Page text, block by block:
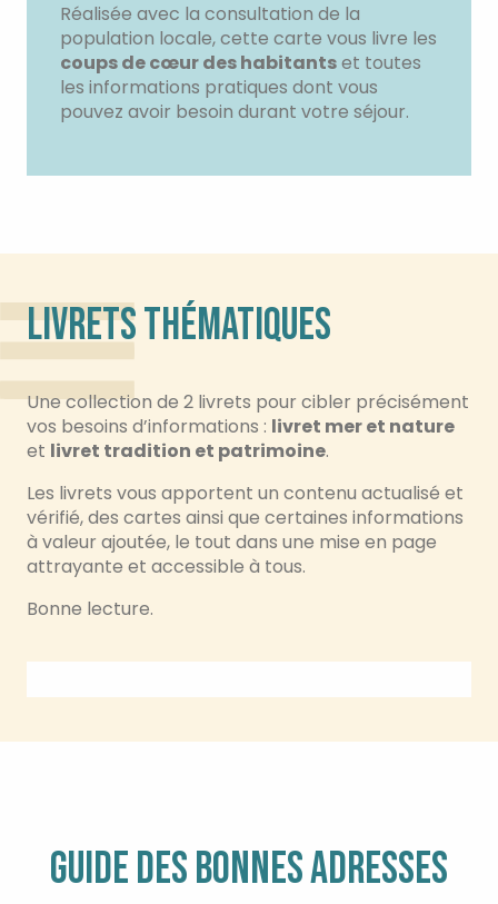
Réalisée avec la consultation de la
population locale, cette carte vous livre les
coups de cœur des habitantset toutes
les informations pratiques dont vous
pouvez avoir besoin durant votre séjour.
LIVRETS THÉMATIQUES
Une collection de 2 livrets pour cibler précisément
vos besoins d’informations : livret mer et nature
et livret tradition et patrimoine.
Les livrets vous apportent un contenu actualisé et
vérifié, des cartes ainsi que certaines informations
à valeur ajoutée, le tout dans une mise en page
attrayante et accessible à tous.
Bonne lecture.
GUIDE DES BONNES ADRESSES